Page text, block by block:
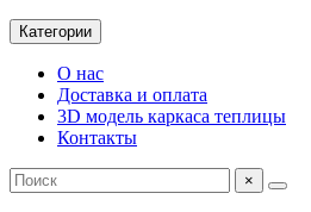
Категории
О нас
Доставка и оплата
3D модель каркаса теплицы
Контакты
×